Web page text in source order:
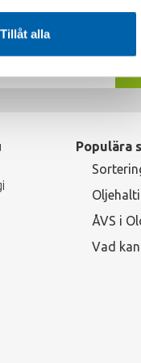
Tillåt alla
att ställa dina frågor, vi
Populära
ÅVS i
Vad